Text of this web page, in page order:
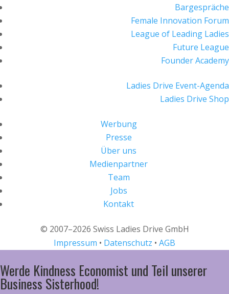
Bargespräche
Female Innovation Forum
League of Leading Ladies
Future League
Founder Academy
Ladies Drive Event-Agenda
Ladies Drive Shop
Werbung
Presse
Über uns
Medienpartner
Team
Jobs
Kontakt
© 2007–2026 Swiss Ladies Drive GmbH
Impressum • Datenschutz • AGB
Werde Kindness Economist und Teil unserer
Business Sisterhood!